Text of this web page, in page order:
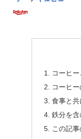
コーヒ
コーヒ
食事と共
鉄分を
この記